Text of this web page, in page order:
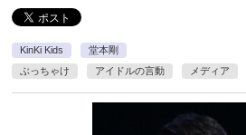
KinKi Kids
堂本剛
ぶっちゃけ
アイドルの言動 メディア